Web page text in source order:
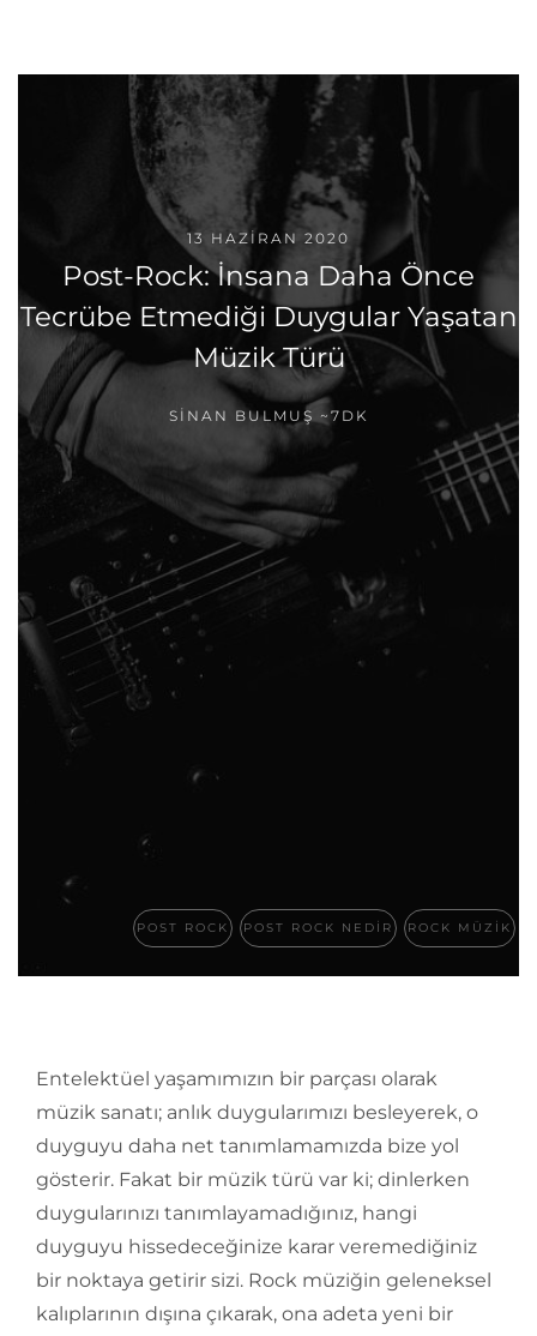
13 HAZIRAN 2020
Post-Rock: İnsana Daha Önce
Tecrübe Etmediği Duygular Yaşatan
Müzik Türü
SINAN BULMUŞ ~7DK
POST ROCK POST ROCK NEDIR ROCK MÜZIK
Entelektüel yaşamımızın bir parçası olarak
müzik sanatı; anlık duygularımızı besleyerek, o
duyguyu daha net tanımlamamızda bize yol
gösterir. Fakat bir müzik türü var ki; dinlerken
duygularınızı tanımlayamadığınız, hangi
duyguyu hissedeceğinize karar veremediğiniz
bir noktaya getirir sizi. Rock müziğin geleneksel
kalıplarının dışına çıkarak, ona adeta yeni bir